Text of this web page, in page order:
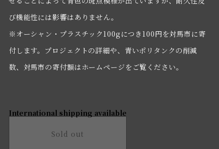
び機能性には影響はありません。
※オーシャン・プラスチック100gにつき100円を対馬市に寄
付します。プロジェクトの詳細や、青いポリタンクの削減
数、対馬市の寄付額はホームページをご覧ください。
International shipping available
Sold out